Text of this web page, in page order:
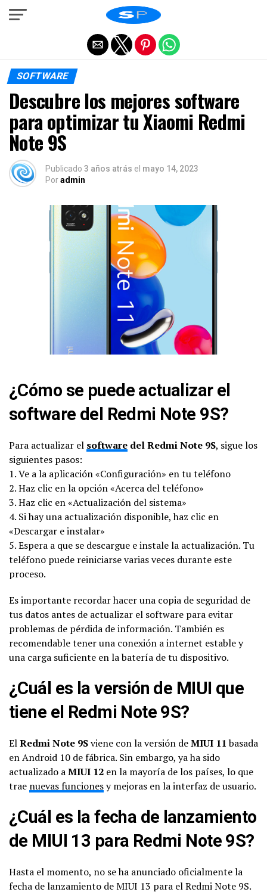
SOFTWARE
Descubre los mejores software
para optimizar tu Xiaomi Redmi
Note 9S
Publicado 3 años atrás el mayo 14, 2023
Poradmin
¿Cómo se puede actualizar el
software del Redmi Note 9S?
Para actualizar el software del Redmi Note 9S, sigue los
siguientes pasos:
1. Ve a la aplicación «Configuración» en tu teléfono
2. Haz clic en la opción «Acerca del teléfono»
3. Haz clic en «Actualización del sistema»
4. Si hay una actualización disponible, haz clic en
«Descargar e instalar»
5. Espera a que se descargue e instale la actualización. Tu
teléfono puede reiniciarse varias veces durante este
proceso.
Es importante recordar hacer una copia de seguridad de
tus datos antes de actualizar el software para evitar
problemas de pérdida de información. También es
recomendable tener una conexión a internet estable y
una carga suficiente en la batería de tu dispositivo.
¿Cuál es la versión de MIUI que
tiene el Redmi Note 9S?
ElRedmi Note 9Sviene con la versión deMIUI 11basada
en Android 10 de fábrica. Sin embargo, ya ha sido
actualizado aMIUI 12 en la mayoría de los países, lo que
trae nuevas funcionesy mejoras en la interfaz de usuario.
¿Cuál es la fecha de lanzamiento
de MIUI 13 para Redmi Note 9S?
Hasta el momento, no se ha anunciado oficialmente la
fecha de lanzamiento de MIUI 13 para el Redmi Note 9S.
Salir de la versión móvil